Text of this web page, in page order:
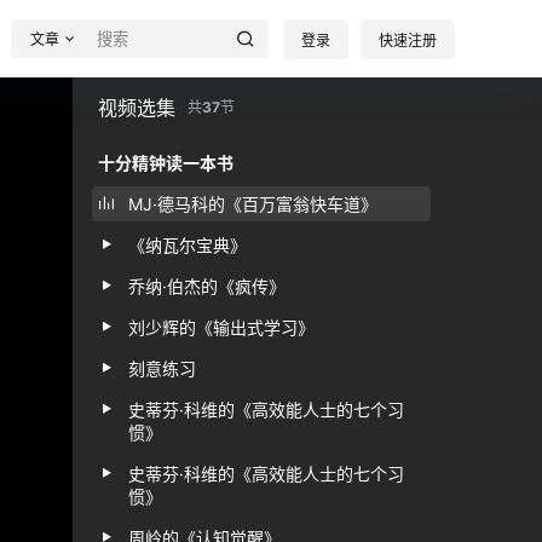
文章 登录 快速注册
视频选集 共37节
十分精钟读一本书
MJ·德马科的《百万富翁快车道》
《纳瓦尔宝典》
乔纳·伯杰的《疯传》
刘少辉的《输出式学习》
刻意练习
史蒂芬·科维的《高效能人士的七个习
惯》
史蒂芬·科维的《高效能人士的七个习
惯》
周岭的《认知觉醒》